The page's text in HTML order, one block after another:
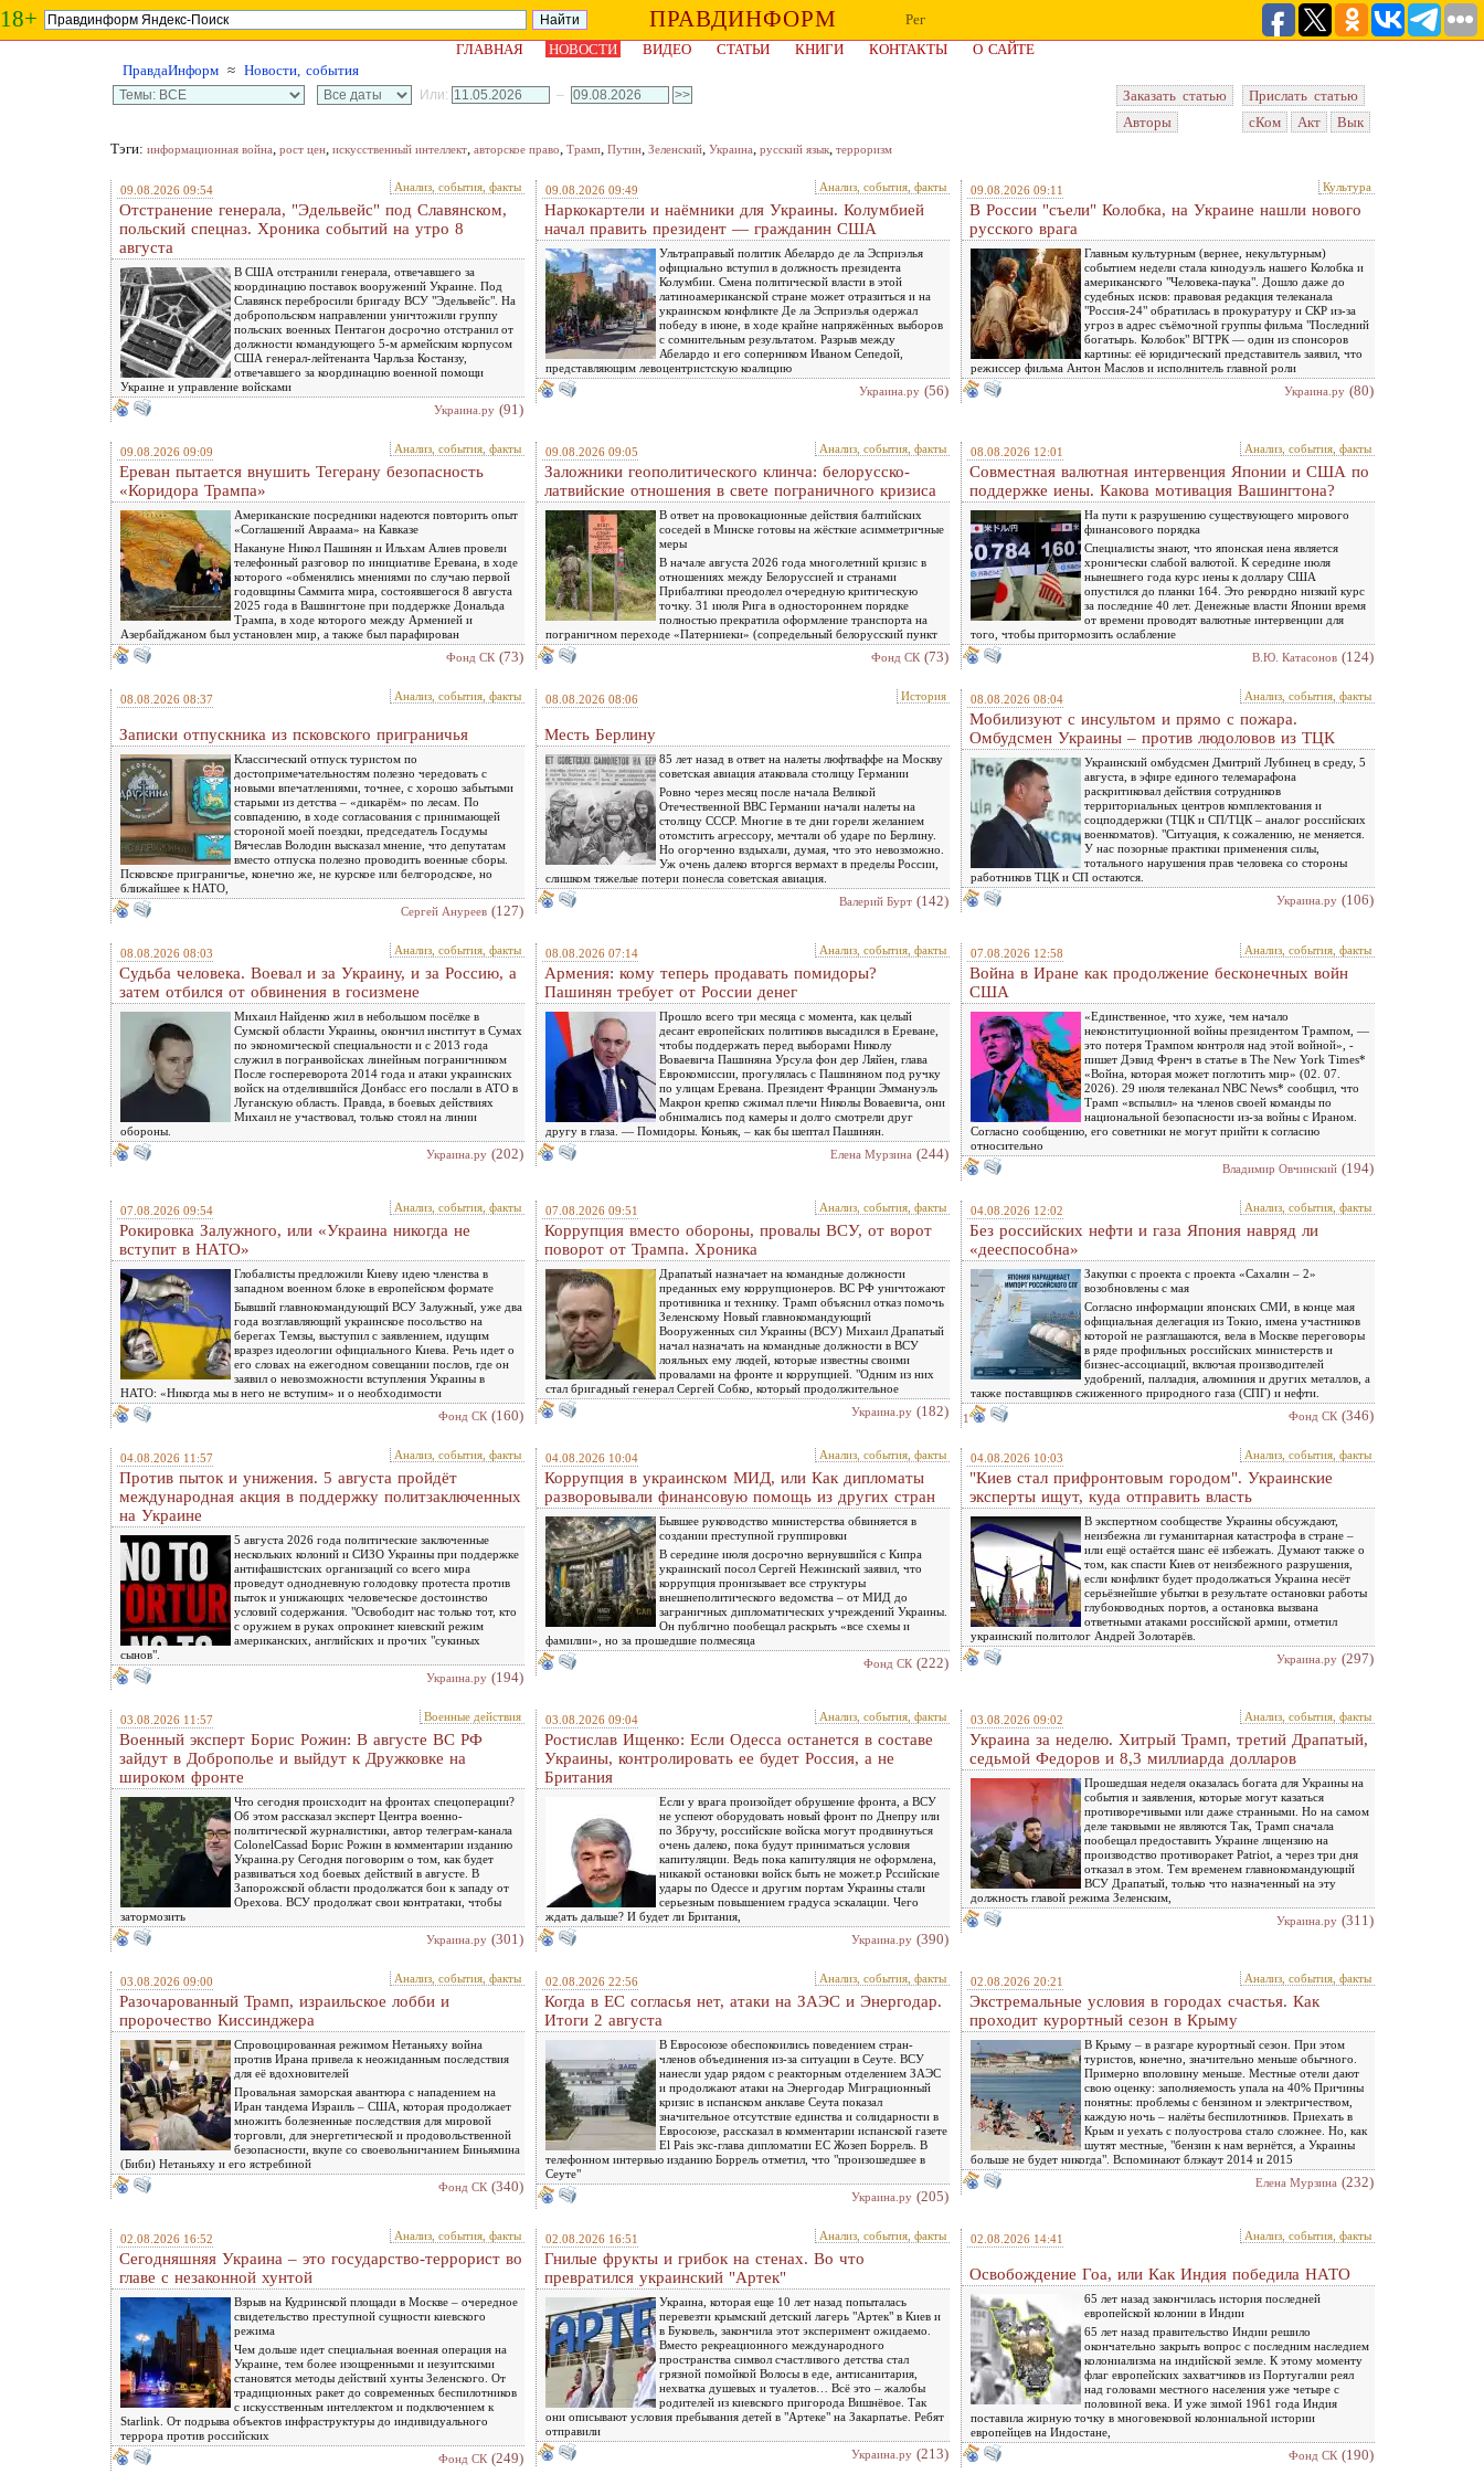
18+ ПРАВДИНФОРМ
Рег
ГЛАВНАЯ
НОВОСТИ ВИДЕО СТАТЬИ КНИГИ КОНТАКТЫ
О САЙТЕ
ПравдаИнформ ≈ Новости, события
Или: – Заказать статью
Прислать статью
Авторы
сКом Акт
Вык
Тэги: информационная война, рост цен, искусственный интеллект, авторское право, Трамп, Путин, Зеленский, Украина, русский язык, терроризм
09.08.2026 09:54 Анализ, события, факты
Отстранение генерала, "Эдельвейс" под Славянском,
польский спецназ. Хроника событий на утро 8
августа
В США отстранили генерала, отвечавшего за
координацию поставок вооружений Украине. Под
Славянск перебросили бригаду ВСУ "Эдельвейс". На
добропольском направлении уничтожили группу
польских военных Пентагон досрочно отстранил от
должности командующего 5-м армейским корпусом
США генерал-лейтенанта Чарльза Костанзу,
отвечавшего за координацию военной помощи
Украине и управление войсками
Украина.ру (91)
09.08.2026 09:49 Анализ, события, факты
Наркокартели и наёмники для Украины. Колумбией
начал править президент — гражданин США
Ультраправый политик Абелардо де ла Эсприэлья
официально вступил в должность президента
Колумбии. Смена политической власти в этой
латиноамериканской стране может отразиться и на
украинском конфликте Де ла Эсприэлья одержал
победу в июне, в ходе крайне напряжённых выборов
с сомнительным результатом. Разрыв между
Абелардо и его соперником Иваном Сепедой,
представляющим левоцентристскую коалицию
Украина.ру (56)
09.08.2026 09:11 Культура
В России "съели" Колобка, на Украине нашли нового
русского врага
Главным культурным (вернее, некультурным)
событием недели стала кинодуэль нашего Колобка и
американского "Человека-паука". Дошло даже до
судебных исков: правовая редакция телеканала
"Россия-24" обратилась в прокуратуру и СКР из-за
угроз в адрес съёмочной группы фильма "Последний
богатырь. Колобок" ВГТРК — один из спонсоров
картины: её юридический представитель заявил, что
режиссер фильма Антон Маслов и исполнитель главной роли
Украина.ру (80)
09.08.2026 09:09 Анализ, события, факты
Ереван пытается внушить Тегерану безопасность
«Коридора Трампа»
Американские посредники надеются повторить опыт
«Соглашений Авраама» на Кавказе
Накануне Никол Пашинян и Ильхам Алиев провели
телефонный разговор по инициативе Еревана, в ходе
которого «обменялись мнениями по случаю первой
годовщины Саммита мира, состоявшегося 8 августа
2025 года в Вашингтоне при поддержке Дональда
Трампа, в ходе которого между Арменией и
Азербайджаном был установлен мир, а также был парафирован
Фонд СК (73)
09.08.2026 09:05 Анализ, события, факты
Заложники геополитического клинча: белорусско-
латвийские отношения в свете пограничного кризиса
В ответ на провокационные действия балтийских
соседей в Минске готовы на жёсткие асимметричные
меры
В начале августа 2026 года многолетний кризис в
отношениях между Белоруссией и странами
Прибалтики преодолел очередную критическую
точку. 31 июля Рига в одностороннем порядке
полностью прекратила оформление транспорта на
пограничном переходе «Патерниеки» (сопредельный белорусский пункт
Фонд СК (73)
08.08.2026 12:01 Анализ, события, факты
Совместная валютная интервенция Японии и США по
поддержке иены. Какова мотивация Вашингтона?
На пути к разрушению существующего мирового
финансового порядка
Специалисты знают, что японская иена является
хронически слабой валютой. К середине июля
нынешнего года курс иены к доллару США
опустился до планки 164. Это рекордно низкий курс
за последние 40 лет. Денежные власти Японии время
от времени проводят валютные интервенции для
того, чтобы притормозить ослабление
В.Ю. Катасонов (124)
08.08.2026 08:37 Анализ, события, факты
Записки отпускника из псковского приграничья
Классический отпуск туристом по
достопримечательностям полезно чередовать с
новыми впечатлениями, точнее, с хорошо забытыми
старыми из детства – «дикарём» по лесам. По
совпадению, в ходе согласования с принимающей
стороной моей поездки, председатель Госдумы
Вячеслав Володин высказал мнение, что депутатам
вместо отпуска полезно проводить военные сборы.
Псковское приграничье, конечно же, не курское или белгородское, но
ближайшее к НАТО,
Сергей Ануреев (127)
08.08.2026 08:06 История
Месть Берлину
85 лет назад в ответ на налеты люфтваффе на Москву
советская авиация атаковала столицу Германии
Ровно через месяц после начала Великой
Отечественной ВВС Германии начали налеты на
столицу СССР. Многие в те дни горели желанием
отомстить агрессору, мечтали об ударе по Берлину.
Но огорченно вздыхали, думая, что это невозможно.
Уж очень далеко вторгся вермахт в пределы России,
слишком тяжелые потери понесла советская авиация.
Валерий Бурт (142)
08.08.2026 08:04 Анализ, события, факты
Мобилизуют с инсультом и прямо с пожара.
Омбудсмен Украины – против людоловов из ТЦК
Украинский омбудсмен Дмитрий Лубинец в среду, 5
августа, в эфире единого телемарафона
раскритиковал действия сотрудников
территориальных центров комплектования и
соцподдержки (ТЦК и СП/ТЦК – аналог российских
военкоматов). "Ситуация, к сожалению, не меняется.
У нас позорные практики применения силы,
тотального нарушения прав человека со стороны
работников ТЦК и СП остаются.
Украина.ру (106)
08.08.2026 08:03 Анализ, события, факты
Судьба человека. Воевал и за Украину, и за Россию, а
затем отбился от обвинения в госизмене
Михаил Найденко жил в небольшом посёлке в
Сумской области Украины, окончил институт в Сумах
по экономической специальности и с 2013 года
служил в погранвойсках линейным пограничником
После госпереворота 2014 года и атаки украинских
войск на отделившийся Донбасс его послали в АТО в
Луганскую область. Правда, в боевых действиях
Михаил не участвовал, только стоял на линии
обороны.
Украина.ру (202)
08.08.2026 07:14 Анализ, события, факты
Армения: кому теперь продавать помидоры?
Пашинян требует от России денег
Прошло всего три месяца с момента, как целый
десант европейских политиков высадился в Ереване,
чтобы поддержать перед выборами Николу
Воваевича Пашиняна Урсула фон дер Ляйен, глава
Еврокомиссии, прогулялась с Пашиняном под ручку
по улицам Еревана. Президент Франции Эммануэль
Макрон крепко сжимал плечи Николы Воваевича, они
обнимались под камеры и долго смотрели друг
другу в глаза. — Помидоры. Коньяк, – как бы шептал Пашинян.
Елена Мурзина (244)
07.08.2026 12:58 Анализ, события, факты
Война в Иране как продолжение бесконечных войн
США
«Единственное, что хуже, чем начало
неконституционной войны президентом Трампом, —
это потеря Трампом контроля над этой войной», -
пишет Дэвид Френч в статье в The New York Times*
«Война, которая может поглотить мир» (02. 07.
2026). 29 июля телеканал NBC News* сообщил, что
Трамп «вспылил» на членов своей команды по
национальной безопасности из-за войны с Ираном.
Согласно сообщению, его советники не могут прийти к согласию
относительно
Владимир Овчинский (194)
07.08.2026 09:54 Анализ, события, факты
Рокировка Залужного, или «Украина никогда не
вступит в НАТО»
Глобалисты предложили Киеву идею членства в
западном военном блоке в европейском формате
Бывший главнокомандующий ВСУ Залужный, уже два
года возглавляющий украинское посольство на
берегах Темзы, выступил с заявлением, идущим
вразрез идеологии официального Киева. Речь идет о
его словах на ежегодном совещании послов, где он
заявил о невозможности вступления Украины в
НАТО: «Никогда мы в него не вступим» и о необходимости
Фонд СК (160)
07.08.2026 09:51 Анализ, события, факты
Коррупция вместо обороны, провалы ВСУ, от ворот
поворот от Трампа. Хроника
Драпатый назначает на командные должности
преданных ему коррупционеров. ВС РФ уничтожают
противника и технику. Трамп объяснил отказ помочь
Зеленскому Новый главнокомандующий
Вооруженных сил Украины (ВСУ) Михаил Драпатый
начал назначать на командные должности в ВСУ
лояльных ему людей, которые известны своими
провалами на фронте и коррупцией. "Одним из них
стал бригадный генерал Сергей Собко, который продолжительное
Украина.ру (182)
04.08.2026 12:02 Анализ, события, факты
Без российских нефти и газа Япония навряд ли
«дееспособна»
Закупки с проекта с проекта «Сахалин – 2»
возобновлены с мая
Согласно информации японских СМИ, в конце мая
официальная делегация из Токио, имена участников
которой не разглашаются, вела в Москве переговоры
в ряде профильных российских министерств и
бизнес-ассоциаций, включая производителей
удобрений, палладия, алюминия и других металлов, а
также поставщиков сжиженного природного газа (СПГ) и нефти.
1
Фонд СК (346)
04.08.2026 11:57 Анализ, события, факты
Против пыток и унижения. 5 августа пройдёт
международная акция в поддержку политзаключенных
на Украине
5 августа 2026 года политические заключенные
нескольких колоний и СИЗО Украины при поддержке
антифашистских организаций со всего мира
проведут однодневную голодовку протеста против
пыток и унижающих человеческое достоинство
условий содержания. "Освободит нас только тот, кто
с оружием в руках опрокинет киевский режим
американских, английских и прочих "сукиных
сынов".
Украина.ру (194)
04.08.2026 10:04 Анализ, события, факты
Коррупция в украинском МИД, или Как дипломаты
разворовывали финансовую помощь из других стран
Бывшее руководство министерства обвиняется в
создании преступной группировки
В середине июля досрочно вернувшийся с Кипра
украинский посол Сергей Нежинский заявил, что
коррупция пронизывает все структуры
внешнеполитического ведомства – от МИД до
заграничных дипломатических учреждений Украины.
Он публично пообещал раскрыть «все схемы и
фамилии», но за прошедшие полмесяца
Фонд СК (222)
04.08.2026 10:03 Анализ, события, факты
"Киев стал прифронтовым городом". Украинские
эксперты ищут, куда отправить власть
В экспертном сообществе Украины обсуждают,
неизбежна ли гуманитарная катастрофа в стране –
или ещё остаётся шанс её избежать. Думают также о
том, как спасти Киев от неизбежного разрушения,
если конфликт будет продолжаться Украина несёт
серьёзнейшие убытки в результате остановки работы
глубоководных портов, а остановка вызвана
ответными атаками российской армии, отметил
украинский политолог Андрей Золотарёв.
Украина.ру (297)
03.08.2026 11:57 Военные действия
Военный эксперт Борис Рожин: В августе ВС РФ
зайдут в Доброполье и выйдут к Дружковке на
широком фронте
Что сегодня происходит на фронтах спецоперации?
Об этом рассказал эксперт Центра военно-
политической журналистики, автор телеграм-канала
ColonelCassad Борис Рожин в комментарии изданию
Украина.ру Сегодня поговорим о том, как будет
развиваться ход боевых действий в августе. В
Запорожской области продолжатся бои к западу от
Орехова. ВСУ продолжат свои контратаки, чтобы
затормозить
Украина.ру (301)
03.08.2026 09:04 Анализ, события, факты
Ростислав Ищенко: Если Одесса останется в составе
Украины, контролировать ее будет Россия, а не
Британия
Если у врага произойдет обрушение фронта, а ВСУ
не успеют оборудовать новый фронт по Днепру или
по Збручу, российские войска могут продвинуться
очень далеко, пока будут приниматься условия
капитуляции. Ведь пока капитуляция не оформлена,
никакой остановки войск быть не может.р Рссийские
удары по Одессе и другим портам Украины стали
серьезным повышением градуса эскалации. Чего
ждать дальше? И будет ли Британия,
Украина.ру (390)
03.08.2026 09:02 Анализ, события, факты
Украина за неделю. Хитрый Трамп, третий Драпатый,
седьмой Федоров и 8,3 миллиарда долларов
Прошедшая неделя оказалась богата для Украины на
события и заявления, которые могут казаться
противоречивыми или даже странными. Но на самом
деле таковыми не являются Так, Трамп сначала
пообещал предоставить Украине лицензию на
производство противоракет Patriot, а через три дня
отказал в этом. Тем временем главнокомандующий
ВСУ Драпатый, только что назначенный на эту
должность главой режима Зеленским,
Украина.ру (311)
03.08.2026 09:00 Анализ, события, факты
Разочарованный Трамп, израильское лобби и
пророчество Киссинджера
Спровоцированная режимом Нетаньяху война
против Ирана привела к неожиданным последствия
для её вдохновителей
Провальная заморская авантюра с нападением на
Иран тандема Израиль – США, которая продолжает
множить болезненные последствия для мировой
торговли, для энергетической и продовольственной
безопасности, вкупе со своевольничанием Биньямина
(Биби) Нетаньяху и его ястребиной
Фонд СК (340)
02.08.2026 22:56 Анализ, события, факты
Когда в ЕС согласья нет, атаки на ЗАЭС и Энергодар.
Итоги 2 августа
В Евросоюзе обеспокоились поведением стран-
членов объединения из-за ситуации в Сеуте. ВСУ
нанесли удар рядом с реакторным отделением ЗАЭС
и продолжают атаки на Энергодар Миграционный
кризис в испанском анклаве Сеута показал
значительное отсутствие единства и солидарности в
Евросоюзе, рассказал в комментарии испанской газете
El Pais экс-глава дипломатии ЕС Жозеп Боррель. В
телефонном интервью изданию Боррель отметил, что "произошедшее в
Сеуте"
Украина.ру (205)
02.08.2026 20:21 Анализ, события, факты
Экстремальные условия в городах счастья. Как
проходит курортный сезон в Крыму
В Крыму – в разгаре курортный сезон. При этом
туристов, конечно, значительно меньше обычного.
Примерно вполовину меньше. Местные отели дают
свою оценку: заполняемость упала на 40% Причины
понятны: проблемы с бензином и электричеством,
каждую ночь – налёты беспилотников. Приехать в
Крым и уехать с полуострова стало сложнее. Но, как
шутят местные, "бензин к нам вернётся, а Украины
больше не будет никогда". Вспоминают блэкаут 2014 и 2015
Елена Мурзина (232)
02.08.2026 16:52 Анализ, события, факты
Сегодняшняя Украина – это государство-террорист во
главе с незаконной хунтой
Взрыв на Кудринской площади в Москве – очередное
свидетельство преступной сущности киевского
режима
Чем дольше идет специальная военная операция на
Украине, тем более изощренными и иезуитскими
становятся методы действий хунты Зеленского. От
традиционных ракет до современных беспилотников
с искусственным интеллектом и подключением к
Starlink. От подрыва объектов инфраструктуры до индивидуального
террора против российских
Фонд СК (249)
02.08.2026 16:51 Анализ, события, факты
Гнилые фрукты и грибок на стенах. Во что
превратился украинский "Артек"
Украина, которая еще 10 лет назад попыталась
перевезти крымский детский лагерь "Артек" в Киев и
в Буковель, закончила этот эксперимент ожидаемо.
Вместо рекреационного международного
пространства символ счастливого детства стал
грязной помойкой Волосы в еде, антисанитария,
нехватка душевых и туалетов… Всё это – жалобы
родителей из киевского пригорода Вишнёвое. Так
они описывают условия пребывания детей в "Артеке" на Закарпатье. Ребят
отправили
Украина.ру (213)
02.08.2026 14:41 Анализ, события, факты
Освобождение Гоа, или Как Индия победила НАТО
65 лет назад закончилась история последней
европейской колонии в Индии
65 лет назад правительство Индии решило
окончательно закрыть вопрос с последним наследием
колониализма на индийской земле. К этому моменту
флаг европейских захватчиков из Португалии реял
над головами местного населения уже четыре с
половиной века. И уже зимой 1961 года Индия
поставила жирную точку в многовековой колониальной истории
европейцев на Индостане,
Фонд СК (190)